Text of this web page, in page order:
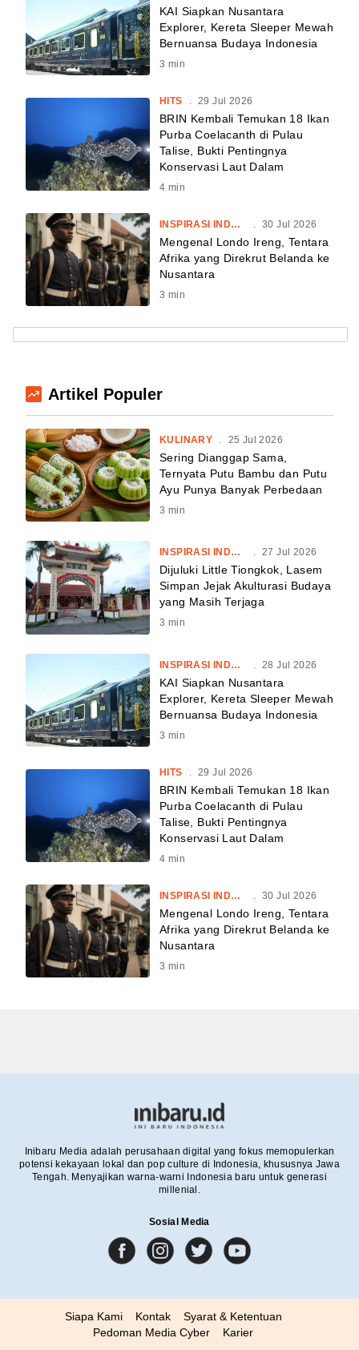
KAI Siapkan Nusantara
Explorer, Kereta Sleeper Mewah
Bernuansa Budaya Indonesia
3 min
HITS 29 Jul 2026
BRIN Kembali Temukan 18 Ikan
Purba Coelacanth di Pulau
Talise, Bukti Pentingnya
Konservasi Laut Dalam
4 min
INSPIRASI INDONESIA . 30 Jul 2026
Mengenal Londo Ireng, Tentara
Afrika yang Direkrut Belanda ke
Nusantara
3 min
Artikel Populer
KULINARY . 25 Jul 2026
Sering Dianggap Sama,
Ternyata Putu Bambu dan Putu
Ayu Punya Banyak Perbedaan
3 min
INSPIRASI INDONESIA . 27 Jul 2026
Dijuluki Little Tiongkok, Lasem
Simpan Jejak Akulturasi Budaya
yang Masih Terjaga
3 min
INSPIRASI INDONESIA 28 Jul 2026
KAI Siapkan Nusantara
Explorer, Kereta Sleeper Mewah
Bernuansa Budaya Indonesia
3 min
HITS 29 Jul 2026
BRIN Kembali Temukan 18 Ikan
Purba Coelacanth di Pulau
Talise, Bukti Pentingnya
Konservasi Laut Dalam
4 min
INSPIRASI INDONESIA . 30 Jul 2026
Mengenal Londo Ireng, Tentara
Afrika yang Direkrut Belanda ke
Nusantara
3 min
Inibaru Media adalah perusahaan digital yang fokus memopulerkan
potensi kekayaan lokal dan pop culture di Indonesia, khususnya Jawa
Tengah. Menyajikan warna-warni Indonesia baru untuk generasi
millenial.
Sosial Media
Siapa Kami Kontak
Syarat & Ketentuan
Pedoman Media Cyber
Karier